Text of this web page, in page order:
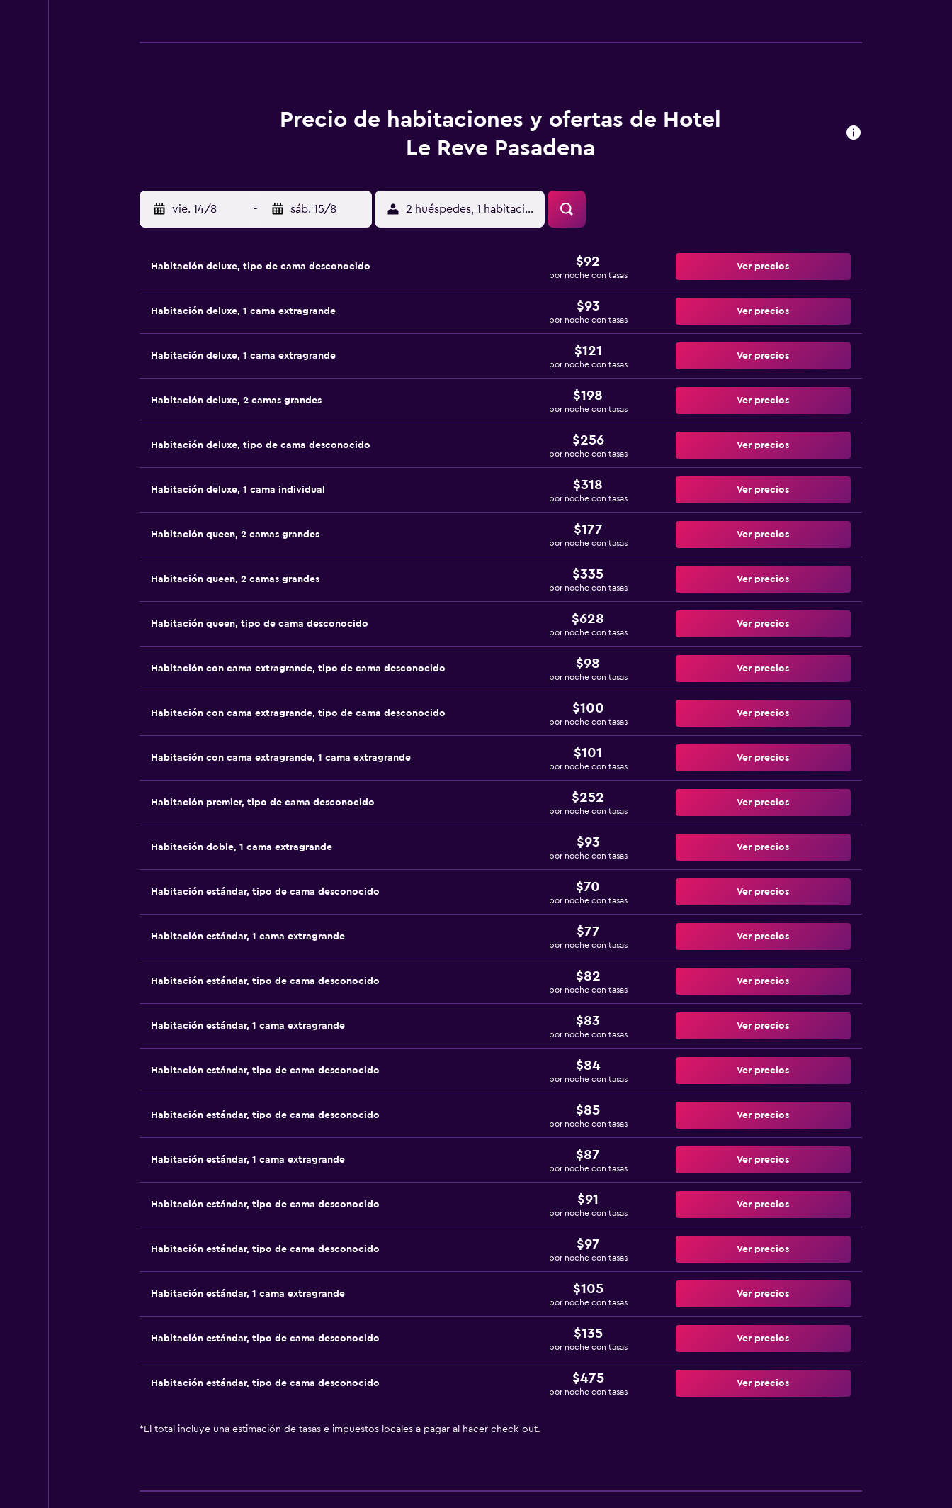
Precio de habitaciones y ofertas de Hotel
Le Reve Pasadena
vie. 14/8 - sáb. 15/8 2 huéspedes, 1 habitación
Habitación deluxe, tipo de cama desconocido $92
por noche con tasas
Ver precios
Habitación deluxe, 1 cama extragrande $93
por noche con tasas
Ver precios
Habitación deluxe, 1 cama extragrande $121
por noche con tasas
Ver precios
Habitación deluxe, 2 camas grandes $198
por noche con tasas
Ver precios
Habitación deluxe, tipo de cama desconocido $256
por noche con tasas
Ver precios
Habitación deluxe, 1 cama individual $318
por noche con tasas
Ver precios
Habitación queen, 2 camas grandes $177
por noche con tasas
Ver precios
Habitación queen, 2 camas grandes $335
por noche con tasas
Ver precios
Habitación queen, tipo de cama desconocido $628
por noche con tasas
Ver precios
Habitación con cama extragrande, tipo de cama desconocido $98
por noche con tasas
Ver precios
Habitación con cama extragrande, tipo de cama desconocido $100
por noche con tasas
Ver precios
Habitación con cama extragrande, 1 cama extragrande $101
por noche con tasas
Ver precios
Habitación premier, tipo de cama desconocido $252
por noche con tasas
Ver precios
Habitación doble, 1 cama extragrande $93
por noche con tasas
Ver precios
Habitación estándar, tipo de cama desconocido $70
por noche con tasas
Ver precios
Habitación estándar, 1 cama extragrande $77
por noche con tasas
Ver precios
Habitación estándar, tipo de cama desconocido $82
por noche con tasas
Ver precios
Habitación estándar, 1 cama extragrande $83
por noche con tasas
Ver precios
Habitación estándar, tipo de cama desconocido $84
por noche con tasas
Ver precios
Habitación estándar, tipo de cama desconocido $85
por noche con tasas
Ver precios
Habitación estándar, 1 cama extragrande $87
por noche con tasas
Ver precios
Habitación estándar, tipo de cama desconocido $91
por noche con tasas
Ver precios
Habitación estándar, tipo de cama desconocido $97
por noche con tasas
Ver precios
Habitación estándar, 1 cama extragrande $105
por noche con tasas
Ver precios
Habitación estándar, tipo de cama desconocido $135
por noche con tasas
Ver precios
Habitación estándar, tipo de cama desconocido $475
por noche con tasas
Ver precios
* El total incluye una estimación de tasas e impuestos locales a pagar al hacer check-out.